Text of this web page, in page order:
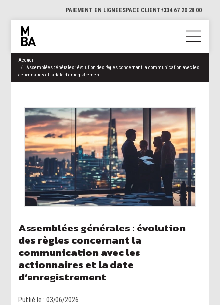
PAIEMENT EN LIGNEESPACE CLIENT+334 67 20 28 00
Accueil
Assemblées générales : évolution des règles concernant la communication avec les
actionnaires et la date d’enregistrement
Assemblées générales : évolution
des règles concernant la
communication avec les
actionnaires et la date
d’enregistrement
Publié le :03/06/2026